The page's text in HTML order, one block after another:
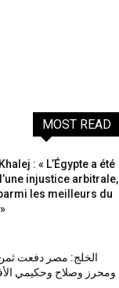
MOST READ
: « L’Égypte a été
injustice arbitrale,
les meilleurs du
الخلج: مصر دفعت ثمن
ومحرز وصلاح وحكيمي